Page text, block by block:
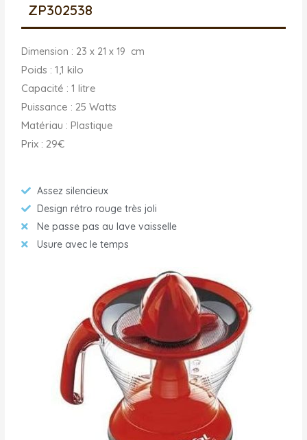
ZP302538
Dimension : 23 x 21 x 19 cm
Poids : 1,1 kilo
Capacité : 1 litre
Puissance : 25 Watts
Matériau : Plastique
Prix : 29€
Assez silencieux
Design rétro rouge très joli
Ne passe pas au lave vaisselle
Usure avec le temps